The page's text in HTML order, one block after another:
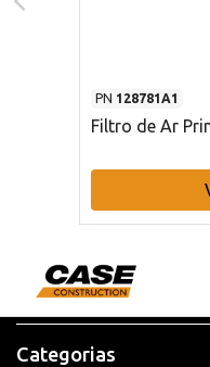
PN 128781A1
Filtro de Ar
Categorias